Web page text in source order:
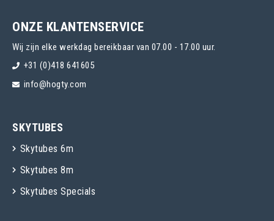
ONZE KLANTENSERVICE
Wij zijn elke werkdag bereikbaar van 07.00 - 17.00 uur.
+31 (0)418 641605
info@hogty.com
SKYTUBES
Skytubes 6m
Skytubes 8m
Skytubes Specials